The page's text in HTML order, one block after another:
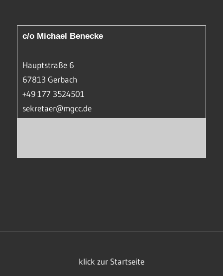
c/o Michael Benecke
Hauptstraße 6
67813 Gerbach
+49 177 3524501
sekretaer@mgcc.de
klick zur Startseite